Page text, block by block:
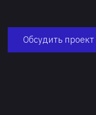
Обсудить проект